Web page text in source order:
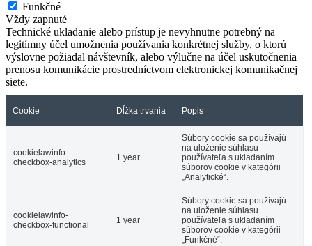
Funkčné
Vždy zapnuté
Technické ukladanie alebo prístup je nevyhnutne potrebný na
legitímny účel umožnenia používania konkrétnej služby, o ktorú
výslovne požiadal návštevník, alebo výlučne na účel uskutočnenia
prenosu komunikácie prostredníctvom elektronickej komunikačnej
siete.
Cookie Dĺžka trvania Popis
cookielawinfo-
checkbox-analytics
1 year
Súbory cookie sa používajú
na uloženie súhlasu
používateľa s ukladaním
súborov cookie v kategórii
„Analytické“.
cookielawinfo-
checkbox-functional
1 year
Súbory cookie sa používajú
na uloženie súhlasu
používateľa s ukladaním
súborov cookie v kategórii
„Funkčné“.